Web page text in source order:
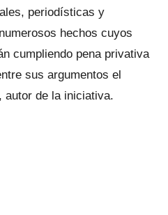
periodísticas y
hechos cuyos
cumpliendo pena privativa
sus argumentos el
autor de la iniciativa.